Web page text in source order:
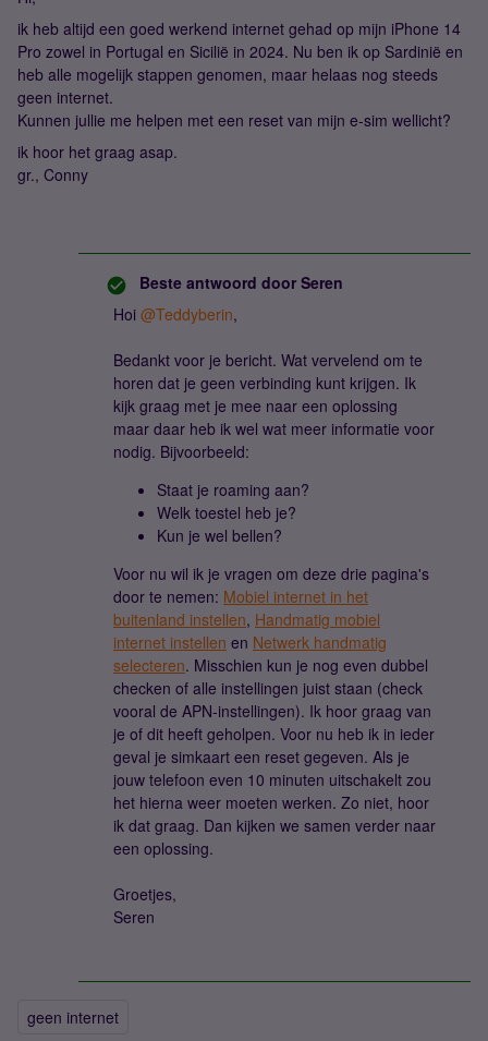
ik heb altijd een goed werkend internet gehad op mijn iPhone 14
Pro zowel in Portugal en Sicilië in 2024. Nu ben ik op Sardinië en
heb alle mogelijk stappen genomen, maar helaas nog steeds
geen internet.
Kunnen jullie me helpen met een reset van mijn e-sim wellicht?
ik hoor het graag asap.
gr., Conny
Beste antwoord door Seren
Hoi ​ @Teddyberin,
Bedankt voor je bericht. Wat vervelend om te
horen dat je geen verbinding kunt krijgen. Ik
kijk graag met je mee naar een oplossing
maar daar heb ik wel wat meer informatie voor
nodig. Bijvoorbeeld:
Staat je roaming aan?
Welk toestel heb je?
Kun je wel bellen?
Voor nu wil ik je vragen om deze drie pagina's
door te nemen: Mobiel internet in het
buitenland instellen, Handmatig mobiel
internet instellen en Netwerk handmatig
selecteren. Misschien kun je nog even dubbel
checken of alle instellingen juist staan (check
vooral de APN-instellingen). Ik hoor graag van
je of dit heeft geholpen. Voor nu heb ik in ieder
geval je simkaart een reset gegeven. Als je
jouw telefoon even 10 minuten uitschakelt zou
het hierna weer moeten werken. Zo niet, hoor
ik dat graag. Dan kijken we samen verder naar
een oplossing.
Groetjes,
Seren
geen internet